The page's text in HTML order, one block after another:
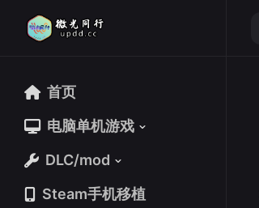
首页
电脑单机游戏
DLC/mod
Steam手机移植
首页
电脑单机游戏
DLC/mod
Steam手机移植